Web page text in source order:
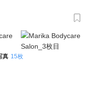
真 15枚